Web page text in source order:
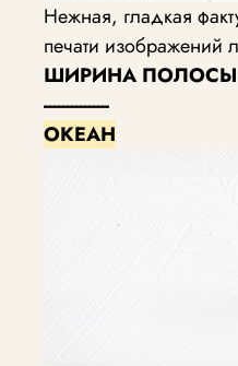
Нежная, гладкая
печати изображений
ШИРИНА ПОЛОСЫ
---------------
ОКЕАН